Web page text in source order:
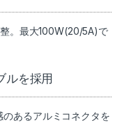
。最大100W(20/5A)で
ルを採用
あるアルミコネクタを